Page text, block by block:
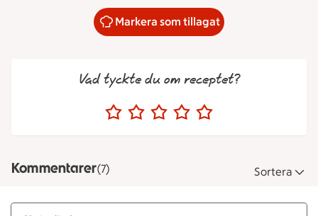
Markera som tillagat
Vad tyckte du om receptet?
Kommentarer(7) Sortera